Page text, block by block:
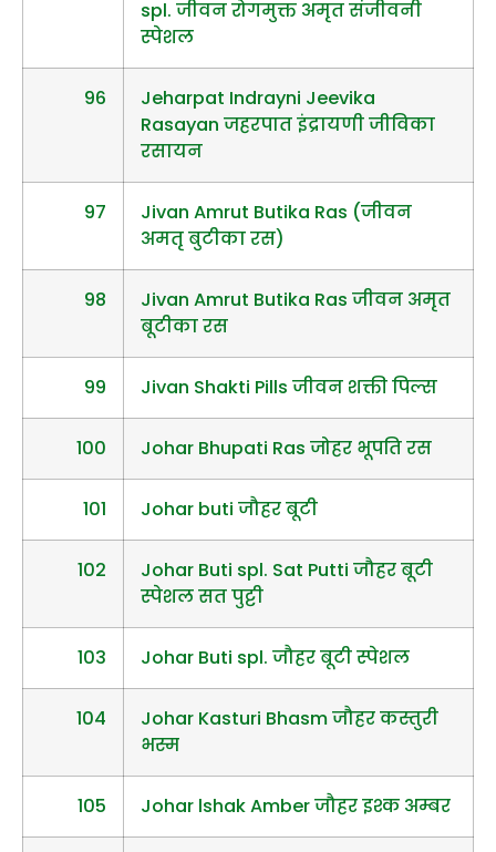
spl. जीवन रोगमुक्त अमृत संजीवनी
स्पेशल
96
Jeharpat Indrayni Jeevika
Rasayan जहरपात इंद्रायणी जीविका
रसायन
97
Jivan Amrut Butika Ras (जीवन
अमतृ बुटीका रस)
98
Jivan Amrut Butika Ras जीवन अमृत
बूटीका रस
99 Jivan Shakti Pills जीवन शक्ती पिल्स
100 Johar Bhupati Ras जोहर भूपति रस
101 Johar buti जौहर बूटी
102
Johar Buti spl. Sat Putti जौहर बूटी
स्पेशल सत पुट्टी
103 Johar Buti spl. जौहर बूटी स्पेशल
104
Johar Kasturi Bhasm जौहर कस्तुरी
भस्म
105 Johar lshak Amber जौहर इश्क अम्बर